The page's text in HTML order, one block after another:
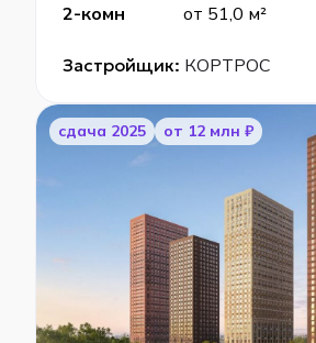
2-комн
от 51,0 м²
Застройщик: КОРТРОС
cдача 2025 от 12 млн ₽